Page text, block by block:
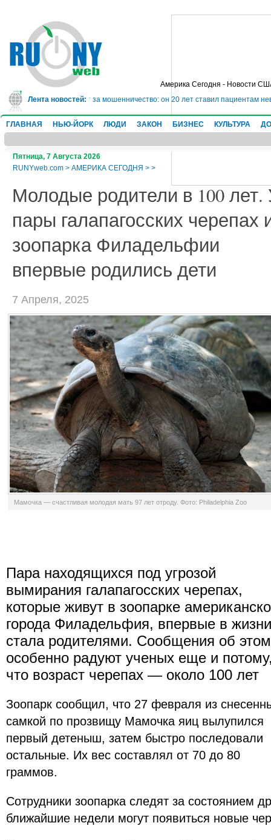
Америка Сегодня - Новости
Лента новостей:
в тюрьму на 10 лет за мошенничество: он 20 лет ставил пациентам
ГЛАВНАЯ НЬЮ-ЙОРК ЛЮДИ ЗАКОН БИЗНЕС КУЛЬТУРА
Пятница, 7 Августа 2026
RUNYweb.com > АМЕРИКА СЕГОДНЯ > >
Молодые родители в 100 лет.
пары галапагосских черепах
зоопарка Филадельфии
впервые родились дети
7 Апреля, 2025
Мамочка — счастливая молодая мать 97 лет отроду. Фото: Philadelphia Zoo
Пара находящихся под угрозой
вымирания галапагосских черепах,
которые живут в зоопарке
города Филадельфия, впервые в жизни
стала родителями. Сообщения об этом
особенно радуют ученых еще и
что возраст черепах — около 100 лет
Зоопарк сообщил, что 27 февраля из
самкой по прозвищу Мамочка яиц вылупился
первый детеныш, затем быстро последовали
остальные. Их вес составлял от 70 до 80
граммов.
Сотрудники зоопарка следят за состоянием
ближайшие недели могут появиться новые